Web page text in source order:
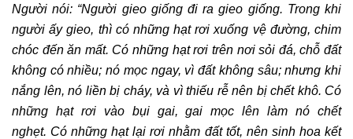
Người nói: “Người gieo giống đi ra gieo giống. Trong khi
người ấy gieo, thì có những hạt rơi xuống vệ đường, chim
chóc đến ăn mất. Có những hạt rơi trên nơi sỏi đá, chỗ đất
không có nhiều; nó mọc ngay, vì đất không sâu; nhưng khi
nắng lên, nó liền bị cháy, và vì thiếu rễ nên bị chết khô. Có
những hạt rơi vào bụi gai, gai mọc lên làm nó chết
nghẹt. Có những hạt lại rơi nhằm đất tốt, nên sinh hoa kết